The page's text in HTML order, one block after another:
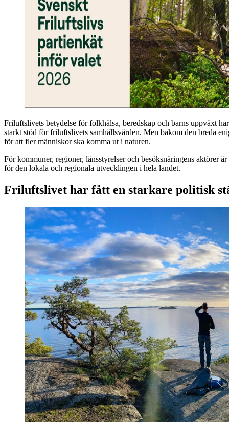
Friluftslivets betydelse för folkhälsa, beredskap och barns uppväxt
starkt stöd för friluftslivets samhällsvärden. Men bakom den breda
för att fler människor ska komma ut i naturen.
För kommuner, regioner, länsstyrelser och besöksnäringens aktörer
för den lokala och regionala utvecklingen i hela landet.
Friluftslivet har fått en starkare politisk